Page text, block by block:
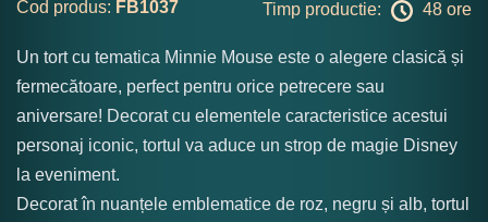
Cod produs: FB1037 Timp productie: 48 ore
Un tort cu tematica Minnie Mouse este o alegere clasică și
fermecătoare, perfect pentru orice petrecere sau
aniversare! Decorat cu elementele caracteristice acestui
personaj iconic, tortul va aduce un strop de magie Disney
la eveniment.
Decorat în nuanțele emblematice de roz, negru și alb, tortul